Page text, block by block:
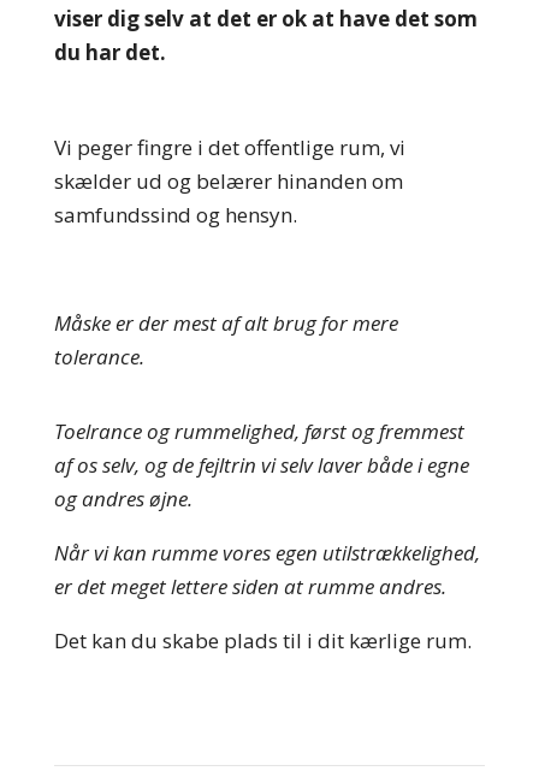
viser dig selv at det er ok at have det som
du har det.
Vi peger fingre i det offentlige rum, vi
skælder ud og belærer hinanden om
samfundssind og hensyn.
Måske er der mest af alt brug for mere
tolerance.
Toelrance og rummelighed, først og fremmest
af os selv, og de fejltrin vi selv laver både i egne
og andres øjne.
Når vi kan rumme vores egen utilstrækkelighed,
er det meget lettere siden at rumme andres.
Det kan du skabe plads til i dit kærlige rum.